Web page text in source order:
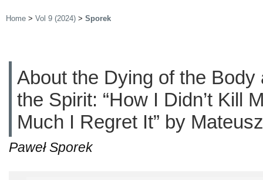
Home > Vol 9 (2024) > Sporek
About the Dying of the Body
the Spirit: “How I Didn’t Kill
Much I Regret It” by
Paweł Sporek